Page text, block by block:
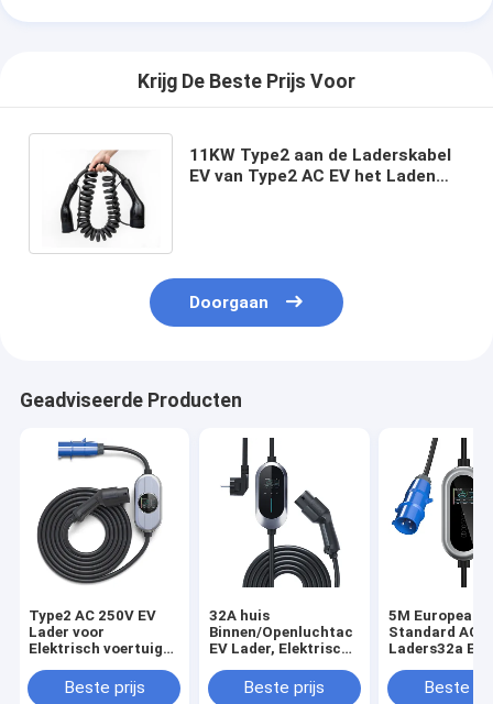
Krijg De Beste Prijs Voor
11KW Type2 aan de Laderskabel
EV van Type2 AC EV het Laden
Doorgaan
Geadviseerde Producten
Type2 AC 250V EV
Lader voor
Elektrisch voertuig
Huidige het Laden
Stapel
Beste prijs
32A huis
Binnen/Openluchtac
EV Lader, Elektrisch
Post Compatibel met
Type - 2 EVs
Beste prijs
5M European
Standard AC
Laders32a
het Laden
Gebruiken
Beste